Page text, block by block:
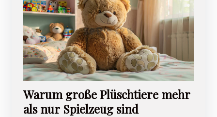
Warum große Plüschtiere mehr
als nur Spielzeug sind